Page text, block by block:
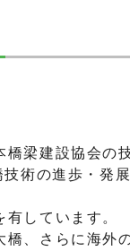
梁建設協会の
術の進歩・発
しています。
、さらに海外